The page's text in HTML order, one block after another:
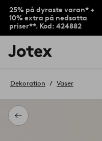
25% på dyraste varan* +
10% extra på nedsatta
priser**. Kod: 424882
Jotex
logotyp
till
Tillbaka
Dekoration Vaser